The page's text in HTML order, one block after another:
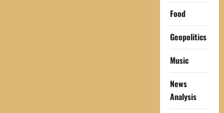
Food
Geopolitics
Music
News
Analysis